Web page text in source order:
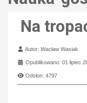
Na
Szczegóły
Autor:Wacław Wasiak
Opublikowano: 01 lipiec
Odsłon: 4797